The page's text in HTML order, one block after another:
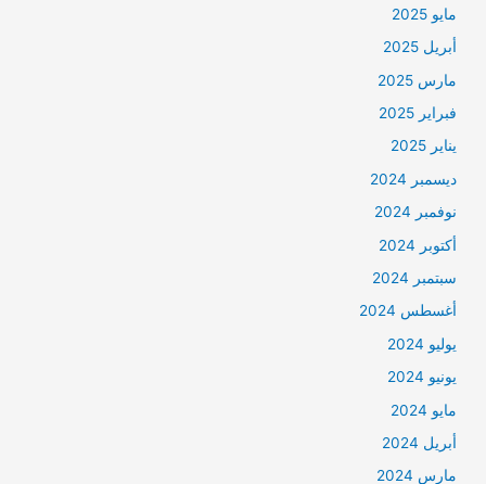
مايو 2025
أبريل 2025
مارس 2025
فبراير 2025
يناير 2025
ديسمبر 2024
نوفمبر 2024
أكتوبر 2024
سبتمبر 2024
أغسطس 2024
يوليو 2024
يونيو 2024
مايو 2024
أبريل 2024
مارس 2024